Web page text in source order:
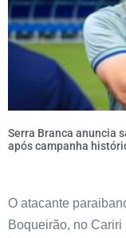
Serra Branca anuncia
após campanha
O atacante
Boqueirão, no